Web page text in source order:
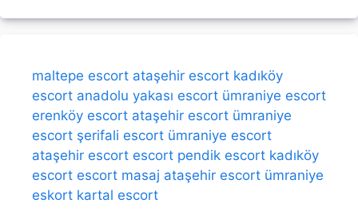
maltepe escort ataşehir escort kadıköy
escort anadolu yakası escort ümraniye escort
erenköy escort ataşehir escort ümraniye
escort şerifali escort ümraniye escort
ataşehir escort escort pendik escort kadıköy
escort escort masaj ataşehir escort ümraniye
eskort kartal escort